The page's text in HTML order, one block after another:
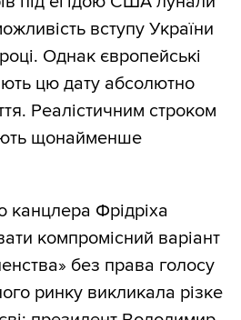
вступу України
Однак європейські
цю дату абсолютно
Реалістичним строком
щонайменше
канцлера Фрідріха
компромісний варіант
без права голосу
ринку викликала різке